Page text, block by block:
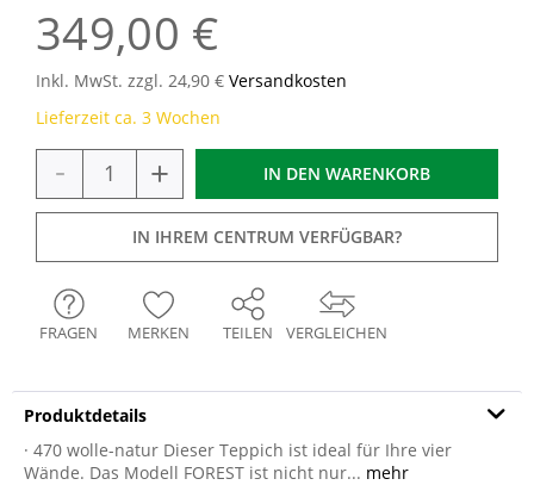
349,00 €
Inkl. MwSt. zzgl. 24,90 € Versandkosten
Lieferzeit ca. 3 Wochen
- + IN DEN WARENKORB
IN IHREM CENTRUM VERFÜGBAR?
VERGLEICHEN
FRAGEN MERKEN TEILEN
Produktdetails
· 470 wolle-natur Dieser Teppich ist ideal für Ihre vier
Wände. Das Modell FOREST ist nicht nur... mehr